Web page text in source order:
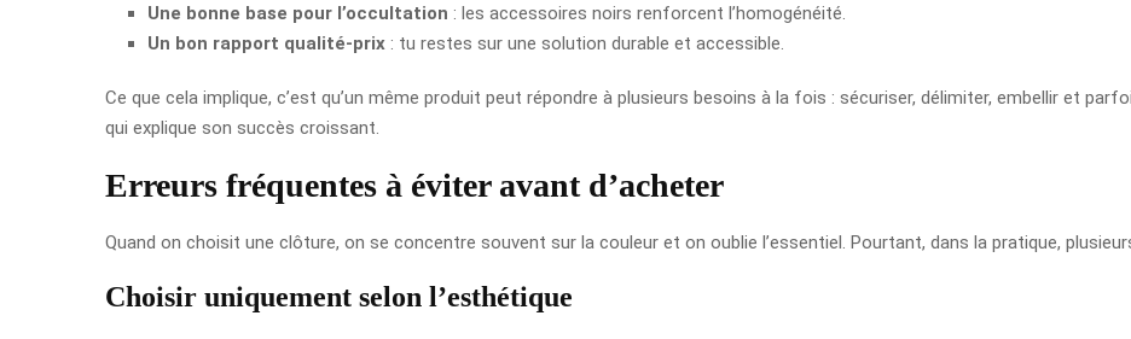
Une bonne base pour l’occultation : les accessoires noirs renforcent l’homogénéité.
Un bon rapport qualité-prix : tu restes sur une solution durable et accessible.
Ce que cela implique, c’est qu’un même produit peut répondre à plusieurs besoins à la fois : sécuriser, délimiter, embellir et
qui explique son succès croissant.
Erreurs fréquentes à éviter avant d’acheter
Quand on choisit une clôture, on se concentre souvent sur la couleur et on oublie l’essentiel. Pourtant, dans la pratique,
Choisir uniquement selon l’esthétique